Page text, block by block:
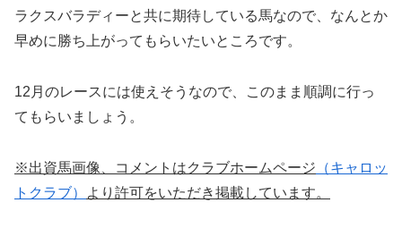
ラクスバラディーと共に期待している馬なので、なんとか
早めに勝ち上がってもらいたいところです。
12月のレースには使えそうなので、このまま順調に行っ
てもらいましょう。
※出資馬画像、コメントはクラブホームページ （キャロッ
トクラブ）
より許可をいただき掲載しています。